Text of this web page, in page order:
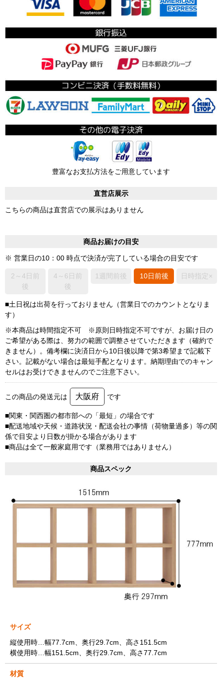
豊富なお支払方法をご用意しています
直営店展示
こちらの商品は直営店での展示はありません
商品お届けの目安
※ 営業日の10：00 時点で決済が完了している場合の目安です
2～4日前
後
4～6日前
後
1週間前後 10日前後 日時指定×
■土日祝は出荷を行っておりません（営業日でのカウントとなりま
す）
※本商品は時間指定不可 ※原則日時指定不可ですが、お届け日の
ご希望がある際は、努力の範囲で調整させていただきます（確約で
きません）。備考欄に決済日から10日後以降で第3希望まで記載下
さい。記載がない場合は最短手配となります。納期理由でのキャン
セルはお受けできませんのでご注意下さい。
この商品の発送元は 大阪府 です
■関東・関西圏の都市部への「最短」の場合です
■配送地域や天候・道路状況・配送会社の事情（荷物量過多）等の関
係で目安より日数が掛かる場合があります
■商品は全て一般家庭用です（業務用ではありません）
商品スペック
サイズ
縦使用時…幅77.7cm、奥行29.7cm、高さ151.5cm
横使用時…幅151.5cm、奥行29.7cm、高さ77.7cm
材質